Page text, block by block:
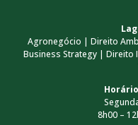
Agronegócio | Direito
Business Strategy |
8h00 –